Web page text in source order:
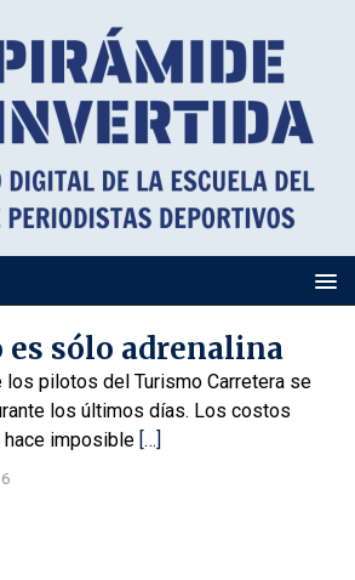
es sólo adrenalina
los pilotos del Turismo Carretera se
los últimos días. Los costos
hace imposible […]